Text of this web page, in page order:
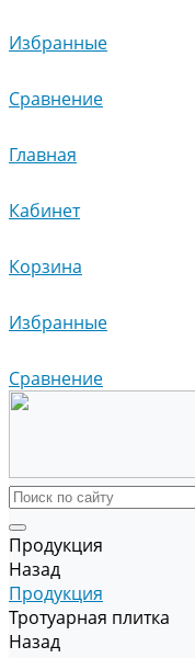
Избранные
Сравнение
Главная
Кабинет
Корзина
Избранные
Сравнение
Продукция
Назад
Продукция
Тротуарная плитка
Назад